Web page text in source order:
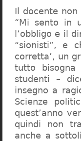
Il docente
“Mi sento in
l’obbligo e il
“sionisti”, e
corretta’, un
tutto bisogna
studenti –
insegno a
Scienze
quest’anno
quindi non
anche a